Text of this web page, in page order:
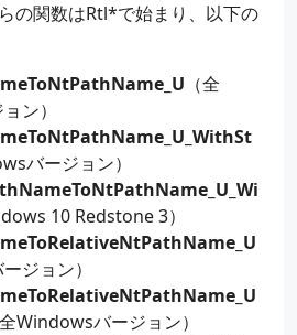
の関数はRtl*で始まり、以下の
（全
ン）
バージョン）
10 Redstone 3）
ジョン）
全Windowsバージョン）